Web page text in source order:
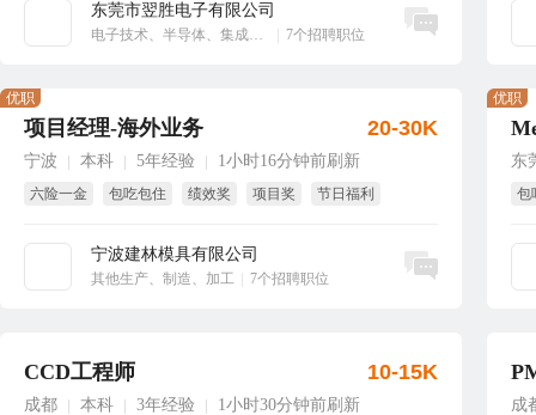
东莞市翌胜电子有限公司
电子技术、半导体、集成电路 7个招聘职位
立即沟通
项目经理-海外业务
宁波 本科 5年经验 1小时16分钟前刷新
六险一金 包吃包住 绩效奖 项目奖
节日福利
宁波建林模具有限公司
其他生产、制造、加工 7个招聘职位
优职
20-30K
立即沟通
东
包
优职
CCD工程师
成都 本科 3年经验 1小时30分钟前刷新
10-15K
成